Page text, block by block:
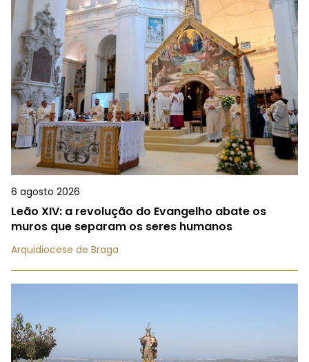
6 agosto 2026
Leão XIV: a revolução do Evangelho abate os
muros que separam os seres humanos
Arquidiocese de Braga